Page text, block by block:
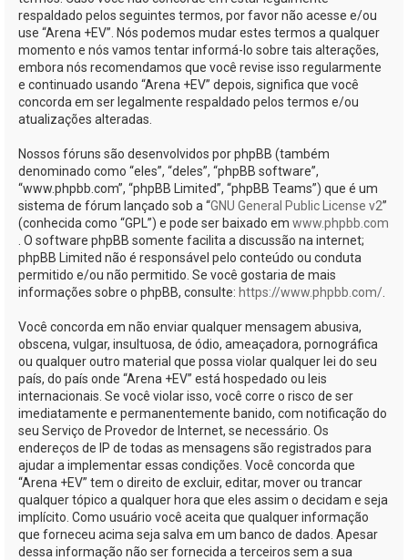
respaldado pelos seguintes termos, por favor não acesse e/ou
use “Arena +EV”. Nós podemos mudar estes termos a qualquer
momento e nós vamos tentar informá-lo sobre tais alterações,
embora nós recomendamos que você revise isso regularmente
e continuado usando “Arena +EV” depois, significa que você
concorda em ser legalmente respaldado pelos termos e/ou
atualizações alteradas.
Nossos fóruns são desenvolvidos por phpBB (também
denominado como “eles”, “deles”, “phpBB software”,
“www.phpbb.com”, “phpBB Limited”, “phpBB Teams”) que é um
sistema de fórum lançado sob a “GNU General Public License v2”
(conhecida como “GPL”) e pode ser baixado em www.phpbb.com
. O software phpBB somente facilita a discussão na internet;
phpBB Limited não é responsável pelo conteúdo ou conduta
permitido e/ou não permitido. Se você gostaria de mais
informações sobre o phpBB, consulte: https://www.phpbb.com/
Você concorda em não enviar qualquer mensagem abusiva,
obscena, vulgar, insultuosa, de ódio, ameaçadora, pornográfica
ou qualquer outro material que possa violar qualquer lei do seu
país, do país onde “Arena +EV” está hospedado ou leis
internacionais. Se você violar isso, você corre o risco de ser
imediatamente e permanentemente banido, com notificação do
seu Serviço de Provedor de Internet, se necessário. Os
endereços de IP de todas as mensagens são registrados para
ajudar a implementar essas condições. Você concorda que
“Arena +EV” tem o direito de excluir, editar, mover ou trancar
qualquer tópico a qualquer hora que eles assim o decidam e seja
implícito. Como usuário você aceita que qualquer informação
que forneceu acima seja salva em um banco de dados. Apesar
dessa informação não ser fornecida a terceiros sem a sua